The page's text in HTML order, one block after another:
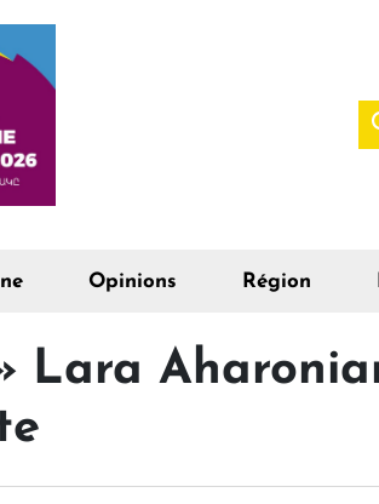
Opinions Région
Lara